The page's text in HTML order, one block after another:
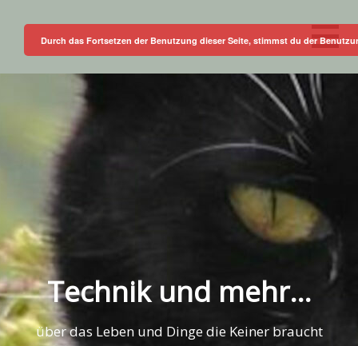
content
Technik und mehr…
über das Leben und Dinge die Keiner braucht
Durch das Fortsetzen der Benutzung dieser Seite, stimmst du der